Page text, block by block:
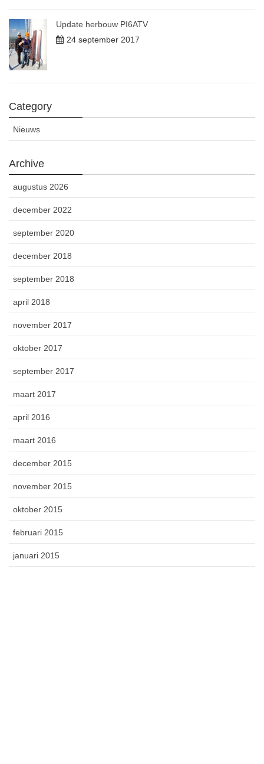
Update herbouw PI6ATV
24 september 2017
Category
Nieuws
Archive
augustus 2026
december 2022
september 2020
december 2018
september 2018
april 2018
november 2017
oktober 2017
september 2017
maart 2017
april 2016
maart 2016
december 2015
november 2015
oktober 2015
februari 2015
januari 2015